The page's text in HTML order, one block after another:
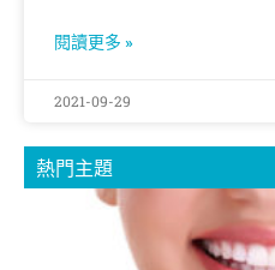
閱讀更多 »
2021-09-29
熱門主題